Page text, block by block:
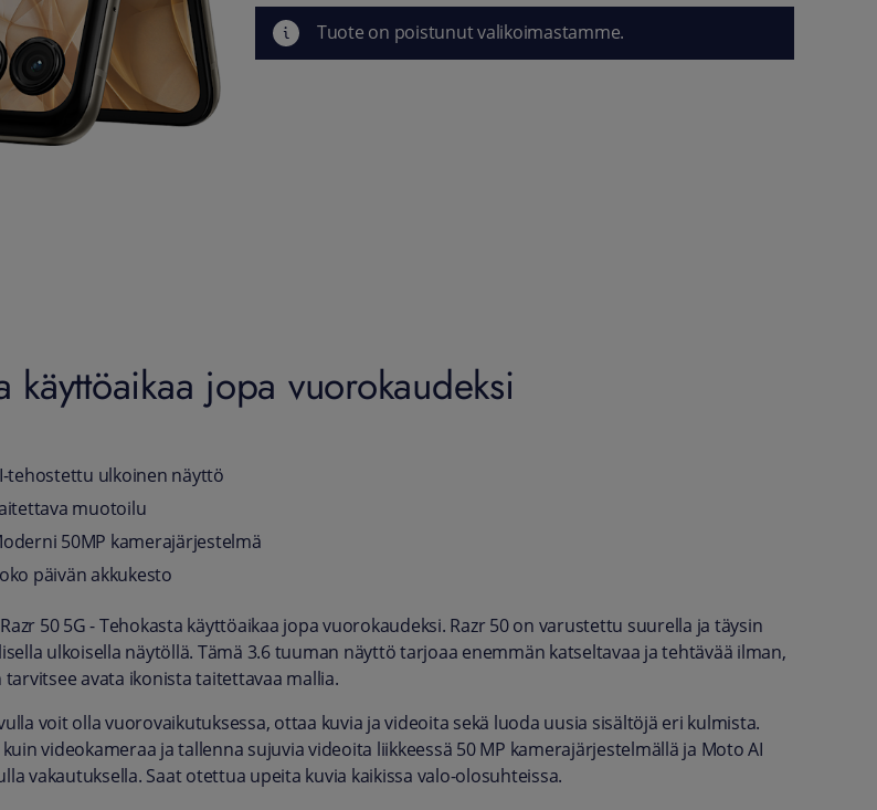
Tuote on poistunut valikoimastamme.
jopa vuorokaudeksi
tehostettu ulkoinen näyttö
muotoilu
50MP kamerajärjestelmä
päivän akkukesto
50 5G - Tehokasta käyttöaikaa jopa vuorokaudeksi. Razr 50 on varustettu suurella ja täysin
ulkoisella näytöllä. Tämä 3.6 tuuman näyttö tarjoaa enemmän katseltavaa ja tehtävää ilman,
tarvitsee avata ikonista taitettavaa mallia.
voit olla vuorovaikutuksessa, ottaa kuvia ja videoita sekä luoda uusia sisältöjä eri kulmista.
videokameraa ja tallenna sujuvia videoita liikkeessä 50 MP kamerajärjestelmällä ja Moto AI
vakautuksella. Saat otettua upeita kuvia kaikissa valo-olosuhteissa.